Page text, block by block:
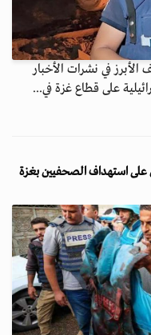
في نشرات الأخبار
على قطاع غزة في...
على استهداف الصحفيين بغزة